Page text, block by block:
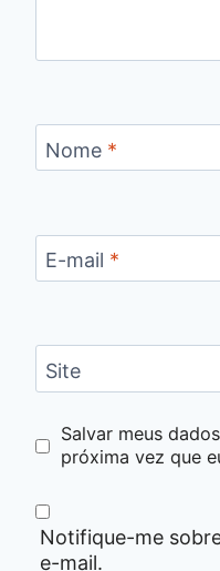
Nome *
E-mail *
Site
Salvar meus
próxima vez que
Notifique-me
e-mail.